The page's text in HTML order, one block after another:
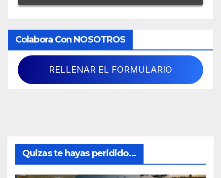
Colabora Con NOSOTROS
RELLENAR EL FORMULARIO
Quizas te hayas peridido...